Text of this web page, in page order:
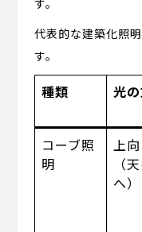
す。
代表的な建築化照
す。
種類 光
コーブ照
明
上
（
へ）